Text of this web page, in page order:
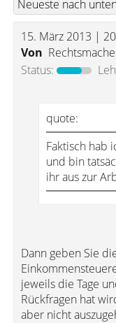
15. März 2013 |
Von
Status:
quote:
Faktisch hab
und bin
ihr aus zur
Dann geben Sie
jeweils die Tage
Rückfragen hat
aber nicht